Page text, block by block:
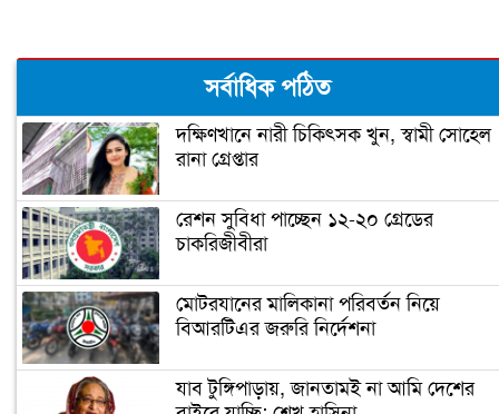
এই সেই ১৫ আগস্ট ’৭৫
অন্য চোখে দেখা ভালোবাসার সেই মানুষটি
বঙ্গবন্ধু: প্রধানমন্ত্রী
সর্বাধিক পঠিত
দক্ষিণখানে নারী চিকিৎসক খুন, স্বামী সোহেল
রানা গ্রেপ্তার
রেশন সুবিধা পাচ্ছেন ১২-২০ গ্রেডের
চাকরিজীবীরা
মোটরযানের মালিকানা পরিবর্তন নিয়ে
বিআরটিএর জরুরি নির্দেশনা
যাব টুঙ্গিপাড়ায়, জানতামই না আমি দেশের